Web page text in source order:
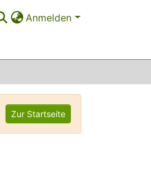
Anmelden
Zur Startseite